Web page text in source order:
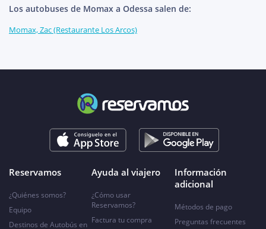
Los autobuses de Momax a Odessa salen de:
Momax, Zac (Restaurante Los Arcos)
Reservamos
¿Quiénes somos?
Equipo
Destinos de Autobús en
Ayuda al viajero
¿Cómo usar
Reservamos?
Factura tu compra
Información
adicional
Métodos de pago
Preguntas frecuentes